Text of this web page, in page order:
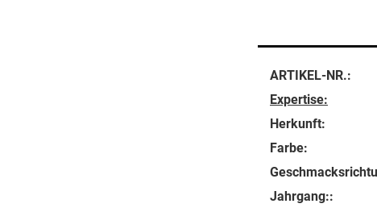
ARTIKEL-NR.:
Expertise:
Herkunft:
Farbe:
Jahrgang::